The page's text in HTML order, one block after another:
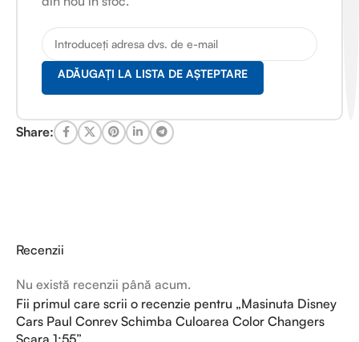
ADĂUGAȚI LA LISTA DE AȘTEPTARE
Share:
Recenzii
Nu există recenzii până acum.
Fii primul care scrii o recenzie pentru „Masinuta Disney
Cars Paul Conrev Schimba Culoarea Color Changers
Scara 1:55”